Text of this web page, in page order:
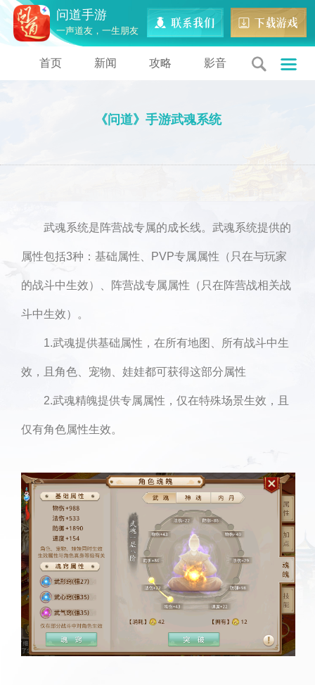
问道手游
一声道友，一生朋友
首页 新闻 攻略 影音
《问道》手游武魂系统
武魂系统是阵营战专属的成长线。武魂系统提供的
属性包括3种：基础属性、PVP专属属性（只在与玩家
的战斗中生效）、阵营战专属属性（只在阵营战相关战
斗中生效）。
1.武魂提供基础属性，在所有地图、所有战斗中生
效，且角色、宠物、娃娃都可获得这部分属性
2.武魂精魄提供专属属性，仅在特殊场景生效，且
仅有角色属性生效。